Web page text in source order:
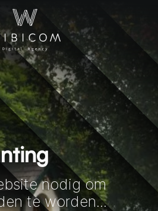
nodig om
te worden...